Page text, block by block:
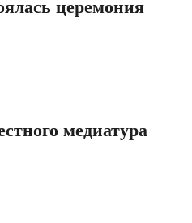
церемония
медиатура